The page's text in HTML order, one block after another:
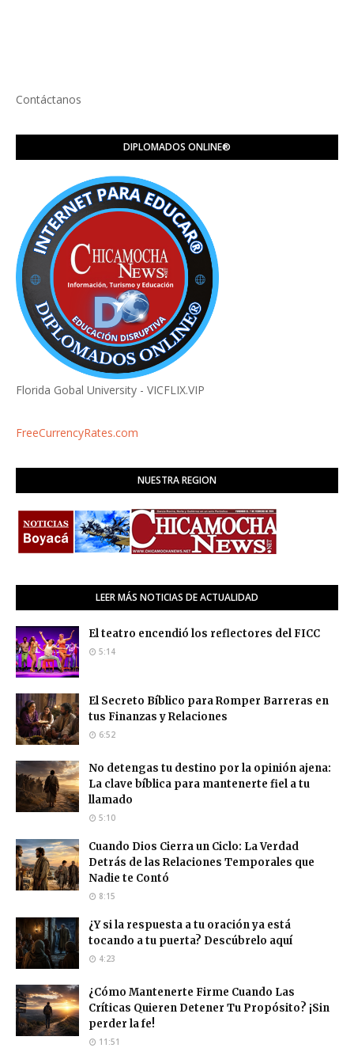
Contáctanos
DIPLOMADOS ONLINE®️
Florida Gobal University - VICFLIX.VIP
FreeCurrencyRates.com
NUESTRA REGION
LEER MÁS NOTICIAS DE ACTUALIDAD
El teatro encendió los reflectores del FICC
5:14
El Secreto Bíblico para Romper Barreras en
tus Finanzas y Relaciones
6:52
No detengas tu destino por la opinión ajena:
La clave bíblica para mantenerte fiel a tu
llamado
5:10
Cuando Dios Cierra un Ciclo: La Verdad
Detrás de las Relaciones Temporales que
Nadie te Contó
8:15
¿Y si la respuesta a tu oración ya está
tocando a tu puerta? Descúbrelo aquí
4:23
¿Cómo Mantenerte Firme Cuando Las
Críticas Quieren Detener Tu Propósito? ¡Sin
perder la fe!
11:51